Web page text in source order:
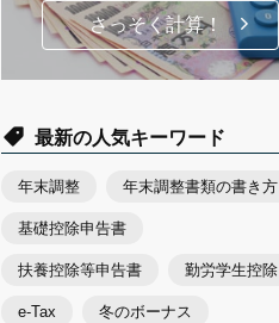
さっそく計算！
最新の人気キーワード
年末調整 年末調整書類の書き方
基礎控除申告書
扶養控除等申告書 勤労学生控除
e-Tax 冬のボーナス